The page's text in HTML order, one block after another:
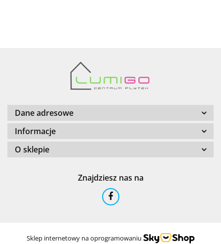
Barwolf
Ceramfix
Dane adresowe
Informacje
O sklepie
Znajdziesz nas na
Sklep internetowy na oprogramowaniu